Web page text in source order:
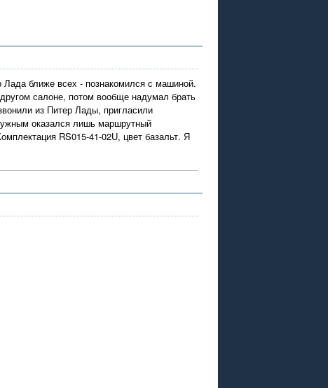
Лада ближе всех - познакомился с машиной.
салоне, потом вообще надумал брать
из Питер Лады, пригласили
оказался лишь маршрутный
RS015-41-02U, цвет базальт. Я